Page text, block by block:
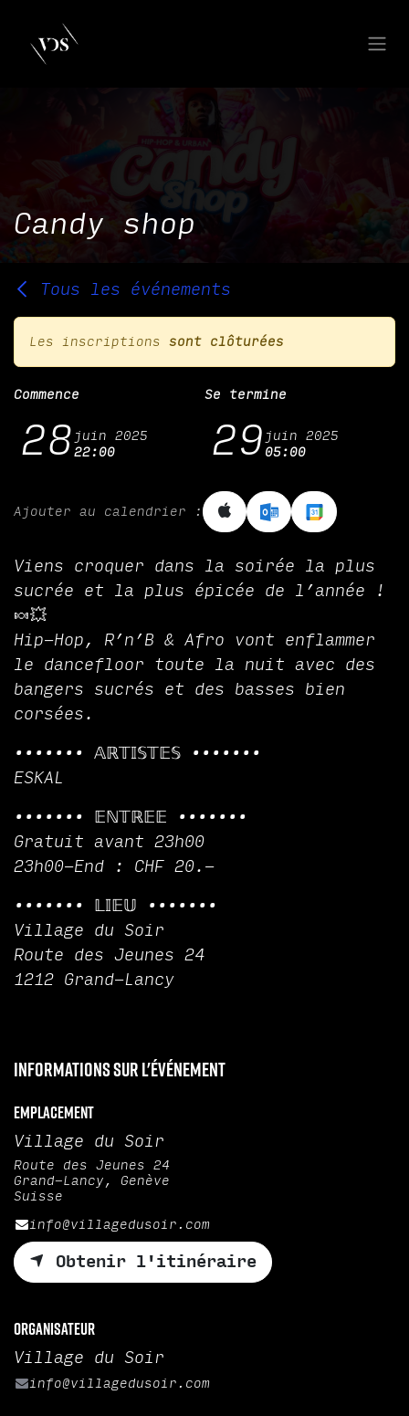
Candy shop
Tous les événements
Les inscriptions sont clôturées
Commence
28 juin 2025
22:00
Se termine
29 juin 2025
05:00
Ajouter au calendrier :
Viens croquer dans la soirée la plus
sucrée et la plus épicée de l’année !
🍬💥
Hip-Hop, R’n’B & Afro vont enflammer
le dancefloor toute la nuit avec des
bangers sucrés et des basses bien
corsées.
••••••• 𝔸ℝ𝕋𝕀𝕊𝕋𝔼𝕊 •••••••
ESKAL
••••••• 𝔼ℕ𝕋ℝ𝔼𝔼 •••••••
Gratuit avant 23h00
23h00-End : CHF 20.-
••••••• 𝕃𝕀𝔼𝕌 •••••••
Village du Soir
Route des Jeunes 24
1212 Grand-Lancy
Informations sur l'événement
Emplacement
Village du Soir
Route des Jeunes 24
Grand-Lancy, Genève
Suisse
info@villagedusoir.com
Obtenir l'itinéraire
Organisateur
Village du Soir
info@villagedusoir.com